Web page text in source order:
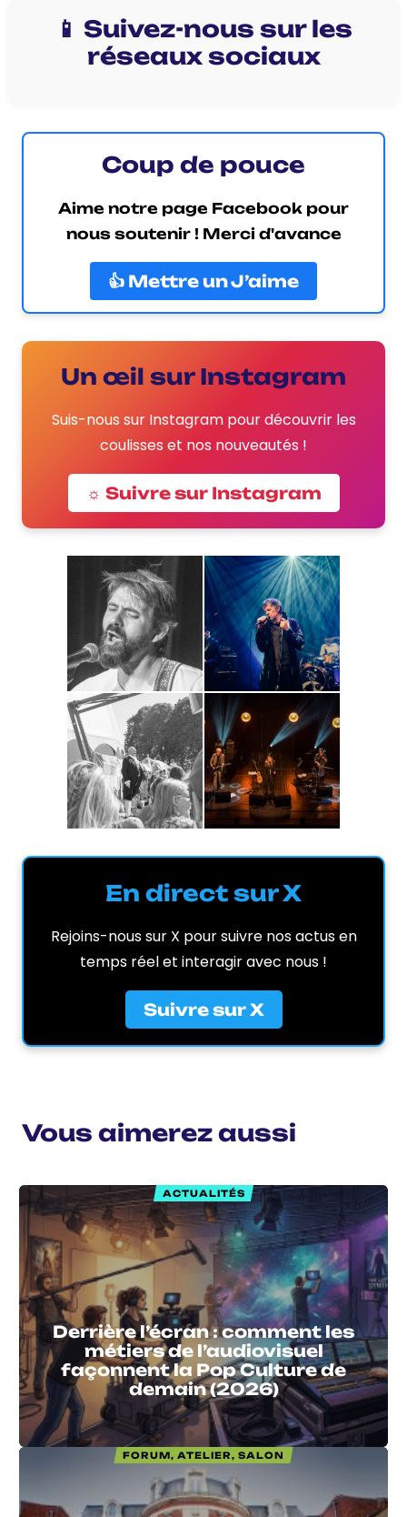
📱 Suivez-nous sur les
réseaux sociaux
Coup de pouce
Aime notre page Facebook pour
nous soutenir ! Merci d'avance
👍 Mettre un J’aime
Un œil sur Instagram
Suis-nous sur Instagram pour découvrir les
coulisses et nos nouveautés !
☼ Suivre sur Instagram
En direct sur X
Rejoins-nous sur X pour suivre nos actus en
temps réel et interagir avec nous !
Suivre sur X
Vous aimerez aussi
ACTUALITÉS
Derrière l’écran : comment les
métiers de l’audiovisuel
façonnent la Pop Culture de
demain (2026)
FORUM, ATELIER, SALON